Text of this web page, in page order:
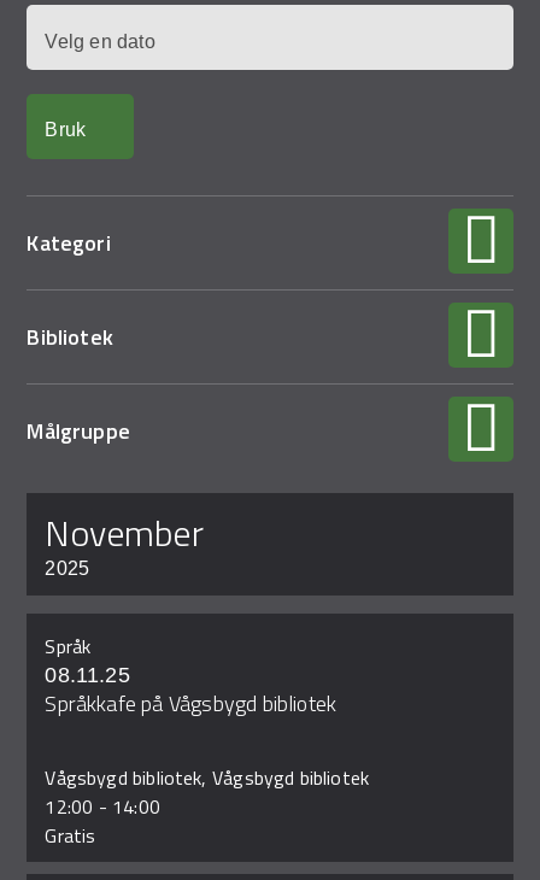
Kategori
Bibliotek
Målgruppe
november
2025
Språk
08.11.25
Språkkafe på Vågsbygd bibliotek
Vågsbygd bibliotek, Vågsbygd bibliotek
12:00 - 14:00
Gratis